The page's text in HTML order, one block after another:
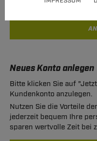
Neues Konto anlegen
Bitte klicken Sie auf
Kundenkonto anzulegen.
Nutzen Sie die Vorteile
jederzeit bequem Ihre
sparen wertvolle Zeit bei